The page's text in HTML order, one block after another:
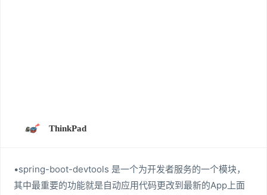
ThinkPad
•spring-boot-devtools 是一个为开发者服务的一个模块，
其中最重要的功能就是自动应用代码更改到最新的App上面